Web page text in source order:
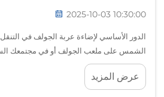
2025-10-03 10:30:00
الدور الأساسي لإضاءة عربة الجولف في التنقل
الشمس على ملعب الجولف أو في مجتمعك
عربة الجولف المناسبة واضحة بشكل متزايد.
متأخرة...
عرض المزيد